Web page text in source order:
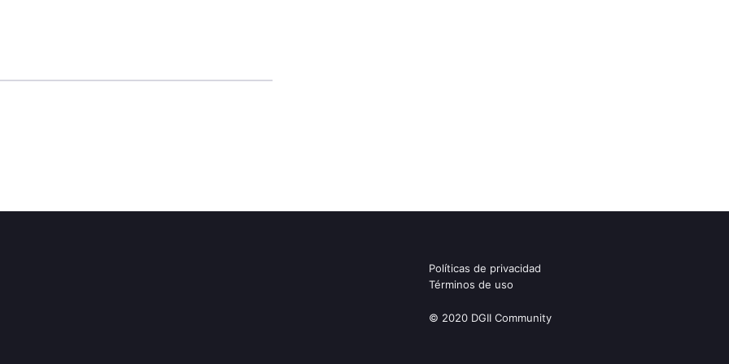
Políticas de privacidad
Términos de uso
© 2020 DGII Community